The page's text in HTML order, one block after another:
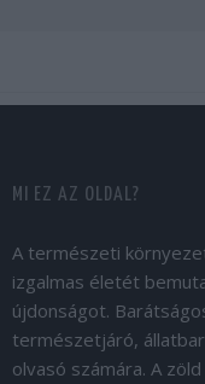
MI EZ AZ OLDAL?
A természeti
izgalmas életét
újdonságot.
természetjáró,
olvasó számára. A